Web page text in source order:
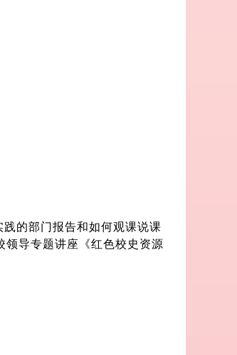
的部门报告和如何观课说课
领导专题讲座《红色校史资源